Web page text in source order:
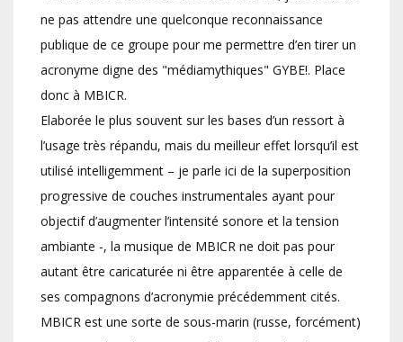
ne pas attendre une quelconque reconnaissance
publique de ce groupe pour me permettre d’en tirer un
acronyme digne des "médiamythiques" GYBE!. Place
donc à MBICR.
Elaborée le plus souvent sur les bases d’un ressort à
l’usage très répandu, mais du meilleur effet lorsqu’il est
utilisé intelligemment – je parle ici de la superposition
progressive de couches instrumentales ayant pour
objectif d’augmenter l’intensité sonore et la tension
ambiante -, la musique de MBICR ne doit pas pour
autant être caricaturée ni être apparentée à celle de
ses compagnons d’acronymie précédemment cités.
MBICR est une sorte de sous-marin (russe, forcément)